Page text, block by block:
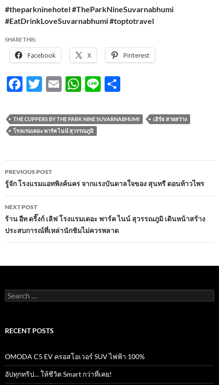
#theparkninehotel #TheParkNineSuvarnabhumi
#EatDrinkLoveSuvarnabhumi #toptotravel
SHARE THIS:
Facebook X Pinterest
F
e
b
o
k
T
itt
er
E
ail
W
at
s
p
p
Li
e ar
THE CUPPERS BY THE PARK NINE SUVARNABHUMI
เอิร์ธ สายสว่าง
โรงแรมเดอะ พาร์ค ไนน์ สุวรรณภูมิ
Post
navigation
PREVIOUS POST
รู้จัก โรงแรมแอทพิงค์นคร จากแรงบันดาลใจของ สุนทรี ดอนท้าวไพร
NEXT POST
ร้าน อีท ดริ๊งก์ เลิฟ โรงแรมเดอะ พาร์ค ไนน์ สุวรรณภูมิ เดินหน้าสร้าง
ประสบการณ์ที่เหล่านักชิมไม่ควรพลาด
Search
for:
RECENT POSTS
OMODA C5 EV ครอสโอเวอร์ SUV ไฟฟ้า 100%
อัปทุกทริป… ให้ชีวิต Smart กว่าที่เคย!